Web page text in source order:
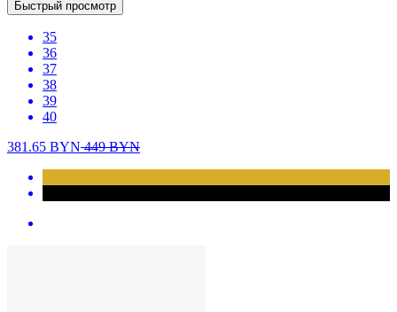
Быстрый просмотр
35
36
37
38
39
40
381.65 BYN449BYN